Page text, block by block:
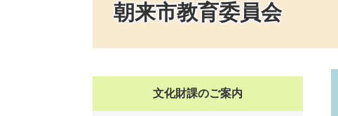
朝来市教育委員会
文化財課のご案内